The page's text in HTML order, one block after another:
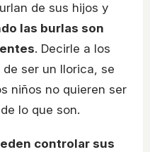
de sus hijos y
las burlas son
. Decirle a los
ser un llorica, se
niños no quieren ser
de lo que son.
controlar sus